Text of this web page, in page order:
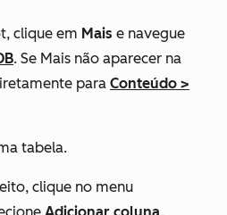
clique em Mais e navegue
. Se Mais não aparecer na
para Conteúdo >
tabela.
clique no menu